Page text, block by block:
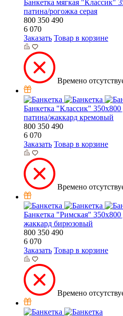
Банкетка мягкая "Классик"
патина/рогожка серая
800 350 490
6 070
Заказать Товар в корзине
Времено
Банкетка "Классик"
патина/жаккард кремовый
800 350 490
6 070
Заказать Товар в корзине
Времено
Банкетка "Римская"
жаккард бирюзовый
800 350 490
6 070
Заказать Товар в корзине
Времено